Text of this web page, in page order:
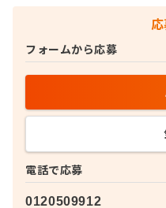
電話で応募
0120509912
フォームから応募